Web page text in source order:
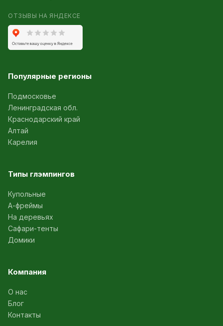
ОТЗЫВЫ НА ЯНДЕКСЕ
Популярные регионы
Подмосковье
Ленинградская обл.
Краснодарский край
Алтай
Карелия
Типы глэмпингов
Купольные
А-фреймы
На деревьях
Сафари-тенты
Домики
Компания
О нас
Блог
Контакты